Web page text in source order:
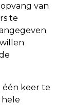
van
te
één keer te
hele